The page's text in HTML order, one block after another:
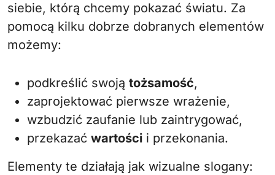
siebie, którą chcemy pokazać światu. Za
pomocą kilku dobrze dobranych elementów
możemy:
podkreślić swoją tożsamość,
zaprojektować pierwsze wrażenie,
wzbudzić zaufanie lub zaintrygować,
przekazać wartości i przekonania.
Elementy te działają jak wizualne slogany: